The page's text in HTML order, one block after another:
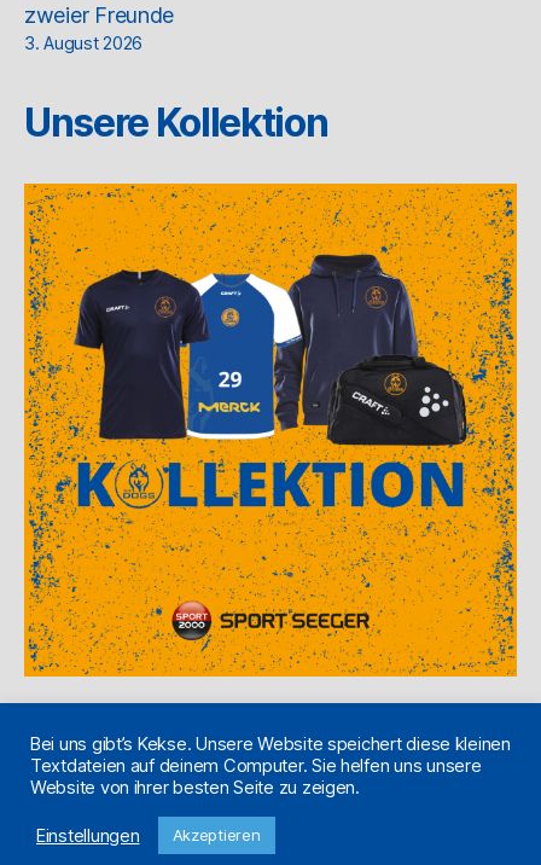
zweier Freunde
3. August 2026
Unsere Kollektion
/ Made
with♥in Pfungstadt.
Bei uns gibt’s Kekse. Unsere Website speichert diese kleinen
Textdateien auf deinem Computer. Sie helfen uns unsere
Website von ihrer besten Seite zu zeigen.
Einstellungen Akzeptieren